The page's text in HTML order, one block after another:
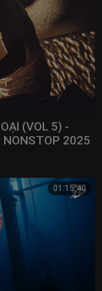
(VOL 5) -
NONSTOP 2025
01:15:40